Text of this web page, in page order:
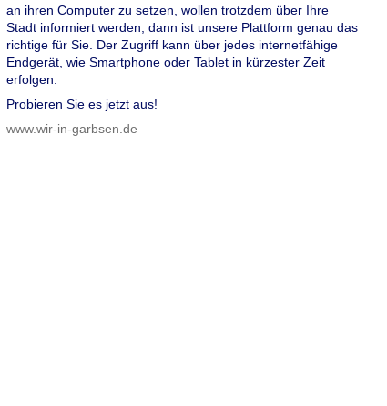
an ihren Computer zu setzen, wollen trotzdem über Ihre
Stadt informiert werden, dann ist unsere Plattform genau das
richtige für Sie. Der Zugriff kann über jedes internetfähige
Endgerät, wie Smartphone oder Tablet in kürzester Zeit
erfolgen.
Probieren Sie es jetzt aus!
www.wir-in-garbsen.de